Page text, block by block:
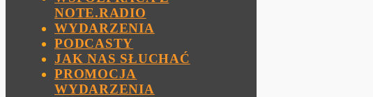
NOTE.RADIO
WYDARZENIA
PODCASTY
JAK NAS SŁUCHAĆ
PROMOCJA
WYDARZENIA